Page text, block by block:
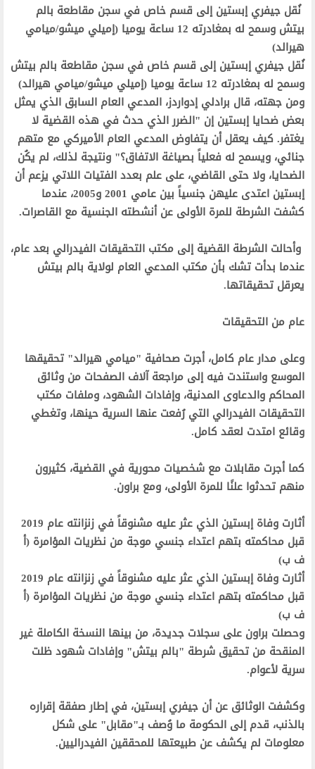
‫ نُقل جيفري إبستين إلى قسم خاص في سجن مقاطعة بالم
بيتش وسمح له بمغادرته 12 ساعة يوميا (إميلي ميشو/ميامي
هيرالد)‬
‫نُقل جيفري إبستين إلى قسم خاص في سجن مقاطعة بالم بيتش
وسمح له بمغادرته 12 ساعة يوميا (إميلي ميشو/ميامي هيرالد)‬
‫ومن جهته، قال برادلي إدواردز، المدعي العام السابق الذي يمثل
بعض ضحايا إبستين إن "الضرر الذي حدث في هذه القضية لا
يغتفر. كيف يعقل أن يتفاوض المدعي العام الأميركي مع متهم
جنائي، ويسمح له فعلياً بصياغة الاتفاق؟" ونتيجة لذلك، لم يكُن
الضحايا، ولا حتى القاضي، على علم بعدد الفتيات اللاتي يزعم أن
إبستين اعتدى عليهن جنسياً بين عامي 2001 و2005، عندما
كشفت الشرطة للمرة الأولى عن أنشطته الجنسية مع القاصرات.‬
‫ وأحالت الشرطة القضية إلى مكتب التحقيقات الفيدرالي بعد عام،
عندما بدأت تشك بأن مكتب المدعي العام لولاية بالم بيتش
يعرقل تحقيقاتها.‬
‫عام من التحقيقات ‬
‫وعلى مدار عام كامل، أجرت صحافية "ميامي هيرالد" تحقيقها
الموسع واستندت فيه إلى مراجعة آلاف الصفحات من وثائق
المحاكم والدعاوى المدنية، وإفادات الشهود، وملفات مكتب
التحقيقات الفيدرالي التي رُفعت عنها السرية حينها، وتغطي
وقائع امتدت لعقد كامل.‬
‫كما أجرت مقابلات مع شخصيات محورية في القضية، كثيرون
منهم تحدثوا علنًا للمرة الأولى، ومع براون.‬
‫أثارت وفاة إبستين الذي عثر عليه مشنوقاً في زنزانته عام 2019
قبل محاكمته بتهم اعتداء جنسي موجة من نظريات المؤامرة (أ
ف ب) ‬
‫أثارت وفاة إبستين الذي عثر عليه مشنوقاً في زنزانته عام 2019
قبل محاكمته بتهم اعتداء جنسي موجة من نظريات المؤامرة (أ
ف ب) ‬
‫وحصلت براون على سجلات جديدة، من بينها النسخة الكاملة غير
المنقحة من تحقيق شرطة "بالم بيتش" وإفادات شهود ظلت
سرية لأعوام.‬
‫وكشفت الوثائق عن أن جيفري إبستين، في إطار صفقة إقراره
بالذنب، قدم إلى الحكومة ما وُصف بـ"مقابل" على شكل
معلومات لم يكشف عن طبيعتها للمحققين الفيدراليين.‬